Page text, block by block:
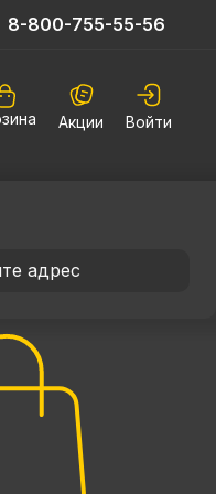
8-800-755-55-56
Акции Войти
адрес